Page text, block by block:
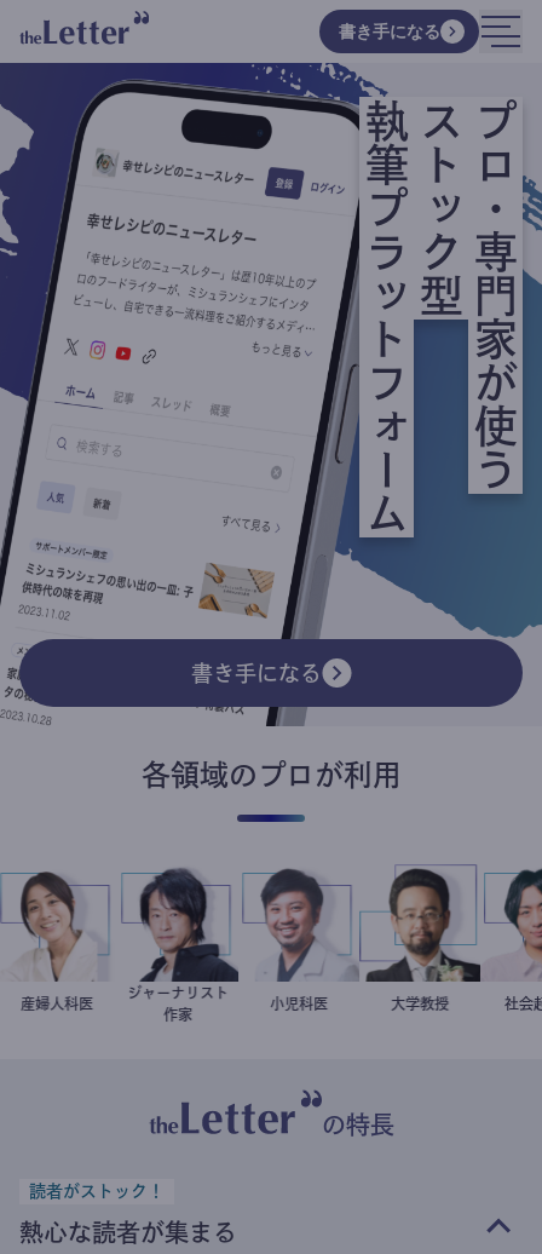
書き手になる
プロ・専門家が使う
ストック型
執筆プラットフォーム
書き手になる
各領域のプロが利用
稲葉可奈子
産婦人科医 鈴木エイト
ジャーナリスト
作家
今西洋介
小児科医 金谷一朗
大学教授
の特長
読者がストック！
熱心な読者が集まる